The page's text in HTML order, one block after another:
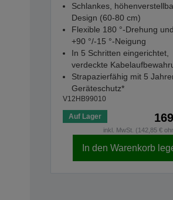
Schlankes,
Design (60-80 cm)
Flexible 180 °-Drehung und
+90 °/-15 °-Neigung
In 5 Schritten eingerichtet,
verdeckte
Strapazierfähig mit 5
Geräteschutz*
V12HB99010
Auf Lager
inkl. MwSt. (142,85 €
In den Warenkorb